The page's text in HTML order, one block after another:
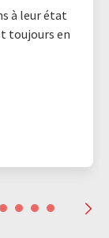
à leur état
toujours en